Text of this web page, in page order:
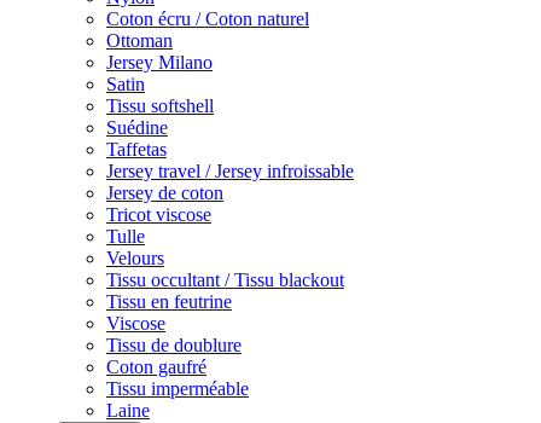
Coton écru / Coton naturel
Ottoman
Jersey Milano
Satin
Tissu softshell
Suédine
Taffetas
Jersey travel / Jersey infroissable
Jersey de coton
Tricot viscose
Tulle
Velours
Tissu occultant / Tissu blackout
Tissu en feutrine
Viscose
Tissu de doublure
Coton gaufré
Tissu imperméable
Laine